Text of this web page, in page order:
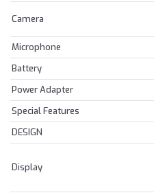
Camera
Microphone
Battery
Power Adapter
Special Features
DESIGN
Display